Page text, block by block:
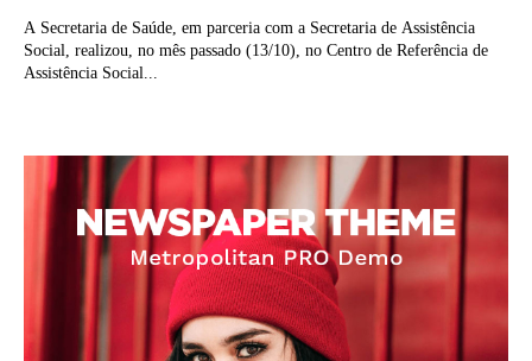
A Secretaria de Saúde, em parceria com a Secretaria de Assistência
Social, realizou, no mês passado (13/10), no Centro de Referência de
Assistência Social...